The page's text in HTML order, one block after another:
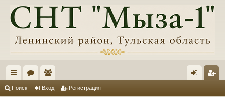
с ол
Поиск Вход Регистрация